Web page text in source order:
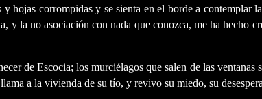
hojas corrompidas y se sienta en el borde a contemplar
la no asociación con nada que conozca, me ha hecho
de Escocia; los murciélagos que salen de las
a la vivienda de su tío, y revivo su miedo, su